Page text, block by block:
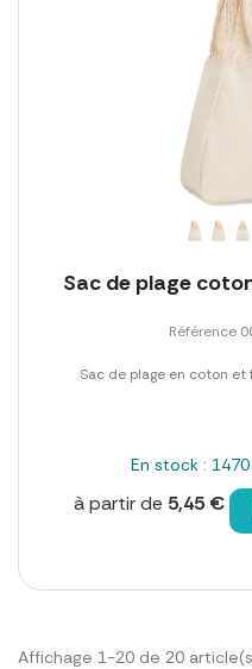
Sac de plage
Référence
Sac de plage en coton et
En stock :
à partir de 5,45 €
Affichage 1-20 de 20